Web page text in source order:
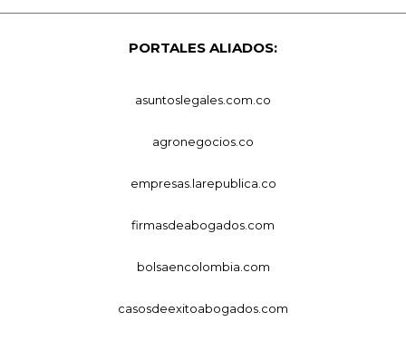
PORTALES ALIADOS:
asuntoslegales.com.co
agronegocios.co
empresas.larepublica.co
firmasdeabogados.com
bolsaencolombia.com
casosdeexitoabogados.com